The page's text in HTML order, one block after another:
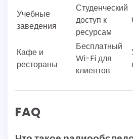
Учебные
заведения
Студенческий
доступ к
ресурсам
Кафе и
рестораны
Бесплатный
Wi-Fi для
клиентов
FAQ